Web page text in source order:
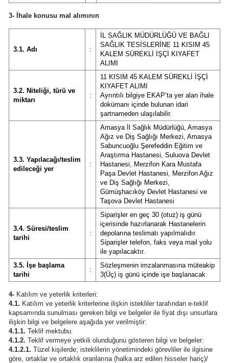
3- İhale konusu mal alımının
3.1. Adı :
İL SAĞLIK MÜDÜRLÜĞÜ VE BAĞLI
SAĞLIK TESİSLERİNE 11 KISIM 45
KALEM SÜREKLİ İŞÇİ KIYAFET
ALIMI
3.2. Niteliği, türü ve
miktarı
:
11 KISIM 45 KALEM SÜREKLİ İŞÇİ
KIYAFET ALIMI
Ayrıntılı bilgiye EKAP’ta yer alan ihale
dokümanı içinde bulunan idari
şartnameden ulaşılabilir.
3.3. Yapılacağı/teslim
edileceği yer
:
Amasya İl Sağlık Müdürlüğü, Amasya
Ağız ve Diş Sağlığı Merkezi, Amasya
Sabuncuoğlu Şerefeddin Eğitim ve
Araştırma Hastanesi, Suluova Devlet
Hastanesi, Merzifon Kara Mustafa
Paşa Devlet Hastanesi, Merzifon Ağız
ve Diş Sağlığı Merkezi,
Gümüşhacıköy Devlet Hastanesi ve
Taşova Devlet Hastanesi
3.4. Süresi/teslim
tarihi
:
Siparişler en geç 30 (otuz) iş günü
içerisinde hazırlanarak Hastanelerin
depolarına teslimatı yapılmalıdır.
Siparişler telefon, faks veya mail yolu
ile yapılacaktır.
3.5. İşe başlama
tarihi
:
Sözleşmenin imzalanmasına müteakip
3(Üç) iş günü içinde işe başlanacak
4- Katılım ve yeterlik kriterleri:
4.1. Katılım ve yeterlik kriterlerine ilişkin istekliler tarafından e-teklif
kapsamında sunulması gereken bilgi ve belgeler ile fiyat dışı unsurlara
ilişkin bilgi ve belgelere aşağıda yer verilmiştir:
4.1.1. Teklif mektubu.
4.1.2. Teklif vermeye yetkili olunduğunu gösteren bilgi ve belgeler:
4.1.2.1. Tüzel kişilerde; isteklilerin yönetimindeki görevliler ile ilgisine
göre, ortaklar ve ortaklık oranlarına (halka arz edilen hisseler hariç)/